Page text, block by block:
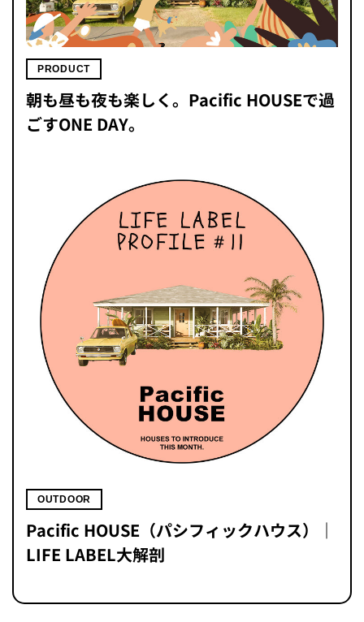
PRODUCT
朝も昼も夜も楽しく。Pacific HOUSEで過
ごすONE DAY。
OUTDOOR
Pacific HOUSE（パシフィックハウス）｜
LIFE LABEL大解剖